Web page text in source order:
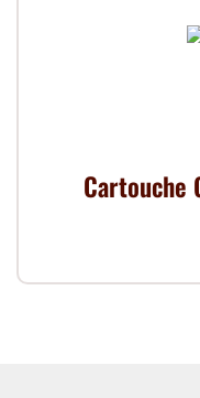
Cartouche